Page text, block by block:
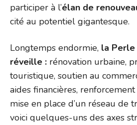
participer à l’élan de
cité au potentiel gigantesque.
Longtemps endormie, la Perle
réveille : rénovation urbaine,
touristique, soutien au
aides financières,
mise en place d’un réseau de
voici quelques-uns des axes